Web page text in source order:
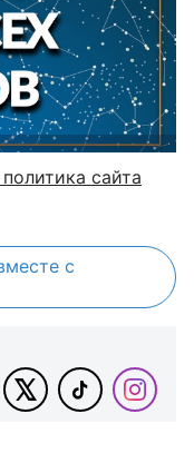
сайта
с